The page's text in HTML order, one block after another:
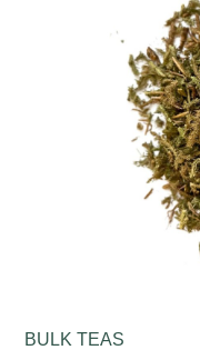
BULK TEAS